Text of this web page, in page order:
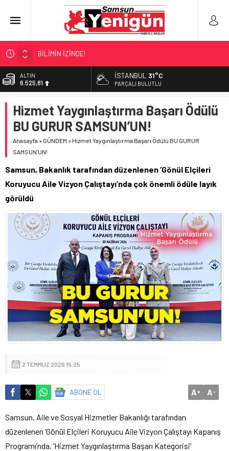
BİLİMİN İZİNDE!
TIR’A ‘ZEHİR’ BASKINI!
FECİ SON!
SAMSUN YANACAK!
ALTIN
6.525,81
13.703,13
DOLAR
47,5932
EURO
İSTANBUL 31°C
PARÇALI BULUTLU
Hizmet Yaygınlaştırma Başarı Ödülü
BU GURUR SAMSUN’UN!
Anasayfa » GÜNDEM » Hizmet Yaygınlaştırma Başarı Ödülü BU GURUR
SAMSUN’UN!
Samsun, Bakanlık tarafından düzenlenen ‘Gönül Elçileri
Koruyucu Aile Vizyon Çalıştayı’nda çok önemli ödüle layık
görüldü
2 TEMMUZ 2026 15:25
ABONE OL A+ A-
Samsun, Aile ve Sosyal Hizmetler Bakanlığı tarafından
düzenlenen ‘Gönül Elçileri Koruyucu Aile Vizyon Çalıştayı Kapanış
Programı’nda, ‘Hizmet Yaygınlaştırma Başarı Kategorisi’